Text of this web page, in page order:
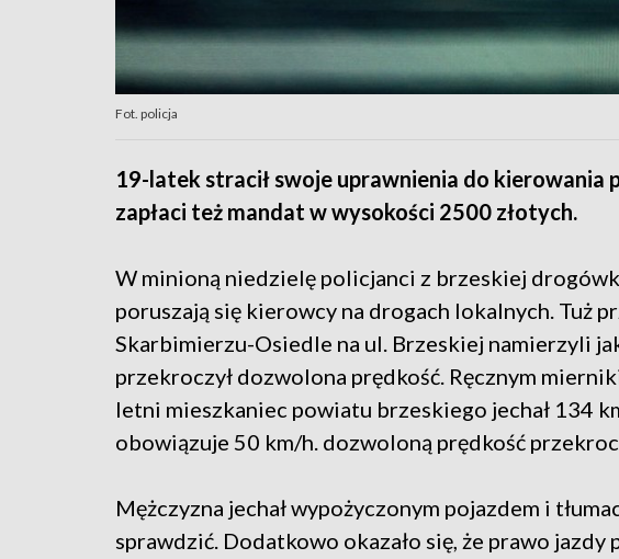
Fot. policja
19-latek stracił swoje uprawnienia do kierowania
zapłaci też mandat w wysokości 2500 złotych.
W minioną niedzielę policjanci z brzeskiej
poruszają się kierowcy na drogach lokalnych. Tuż
Skarbimierzu-Osiedle na ul. Brzeskiej namierzyli
przekroczył dozwolona prędkość. Ręcznym
letni mieszkaniec powiatu brzeskiego jechał 134
obowiązuje 50 km/h. dozwoloną prędkość
Mężczyzna jechał wypożyczonym pojazdem i
sprawdzić. Dodatkowo okazało się, że prawo jazdy